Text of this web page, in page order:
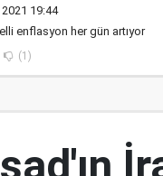
19:44
enflasyon her gün artıyor
(1)